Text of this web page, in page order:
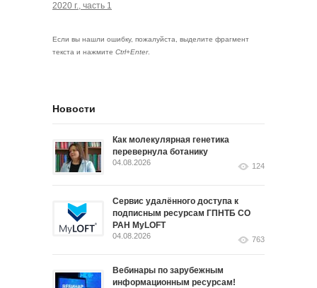
2020 г., часть 1
Если вы нашли ошибку, пожалуйста, выделите фрагмент
текста и нажмите Ctrl+Enter.
Новости
Как молекулярная генетика
перевернула ботанику
04.08.2026 124
Сервис удалённого доступа к
подписным ресурсам ГПНТБ СО
РАН MyLOFT
04.08.2026 763
Вебинары по зарубежным
информационным ресурсам!